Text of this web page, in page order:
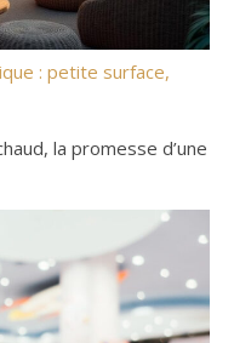
: petite surface,
la promesse d’une